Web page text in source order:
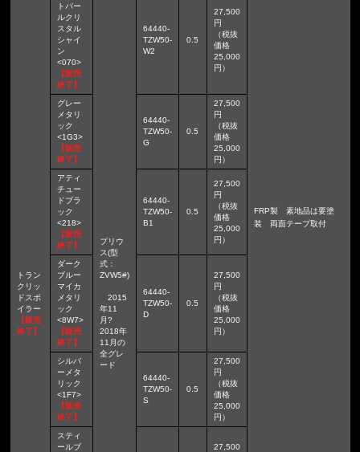
トラン
クリッ
ドスポ
イラー
【販売
終了】
プリウ
ス(型
式：
ZVW5#)
2015
年11
月?
2018年
11月の
全グレ
ード
FRP製 素地品は要塗
装 両面テープ取付
トパー
ルクリ
スタル
シャイ
ン
<070>
【販売
終了】
64440-
TZW50-
W2
0.5
27,500
円
（税抜
価格
25,000
円）
グレー
メタリ
ック
<1G3>
【販売
終了】
64440-
TZW50-
G
0.5
27,500
円
（税抜
価格
25,000
円）
アティ
チュー
ドブラ
ック
<218>
【販売
終了】
64440-
TZW50-
B1
0.5
27,500
円
（税抜
価格
25,000
円）
ダーク
ブルー
マイカ
メタリ
ック
<8W7>
【販売
終了】
64440-
TZW50-
D
0.5
27,500
円
（税抜
価格
25,000
円）
シルバ
ーメタ
リック
<1F7>
【販売
終了】
64440-
TZW50-
S
0.5
27,500
円
（税抜
価格
25,000
円）
スティ
ールブ
27,500